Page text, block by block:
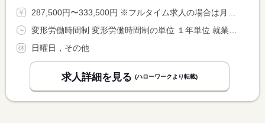
287,500円〜333,500円 ※フルタイム求人の場合は月額（換算額）、パート求人の場合は時間額を表示しています。
日曜日，その他
求人詳細を見る (ハローワークより転載)